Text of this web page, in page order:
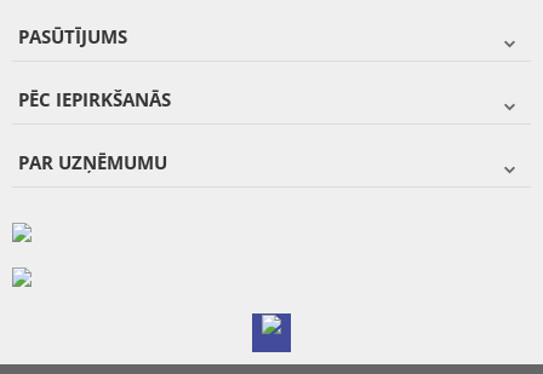
PASŪTĪJUMS
PĒC IEPIRKŠANĀS
PAR UZŅĒMUMU